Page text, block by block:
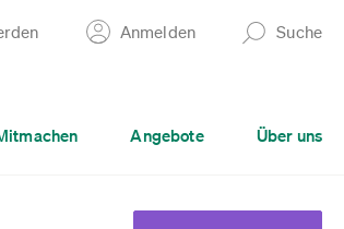
Anmelden Suche
Angebote Über uns